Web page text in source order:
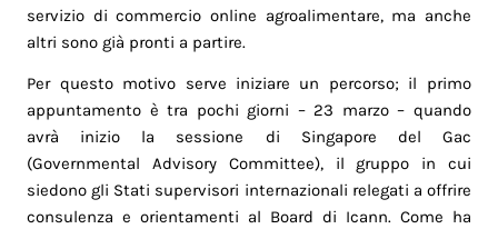
servizio di commercio online agroalimentare, ma anche
altri sono già pronti a partire.
Per questo motivo serve iniziare un percorso; il primo
appuntamento è tra pochi giorni – 23 marzo – quando
avrà inizio la sessione di Singapore del Gac
(Governmental Advisory Committee), il gruppo in cui
siedono gli Stati supervisori internazionali relegati a offrire
consulenza e orientamenti al Board di Icann. Come ha